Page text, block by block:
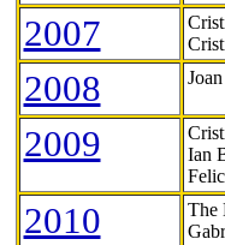
2007
2008
2009
Ian
2010
The